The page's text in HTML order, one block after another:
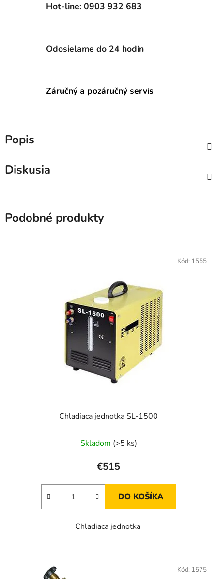
Hot-line: 0903 932 683
Odosielame do 24 hodín
Záručný a pozáručný servis
Popis
Diskusia
Podobné produkty
Chladiaca jednotka SL-1500
Skladom (>5 ks)
€515
DO KOŠÍKA
Chladiaca jednotka
Kód: 1555
Kód: 1575